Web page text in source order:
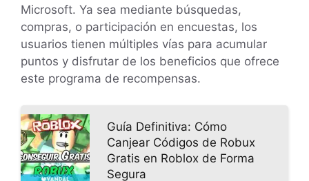
Microsoft. Ya sea mediante búsquedas,
compras, o participación en encuestas, los
usuarios tienen múltiples vías para acumular
puntos y disfrutar de los beneficios que ofrece
este programa de recompensas.
Guía Definitiva: Cómo
Canjear Códigos de Robux
Gratis en Roblox de Forma
Segura